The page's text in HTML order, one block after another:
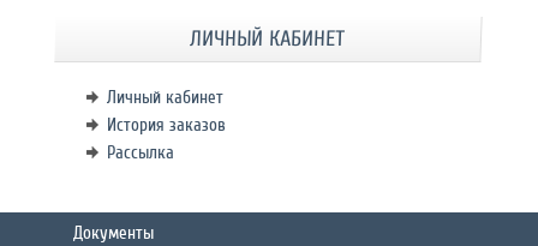
ЛИЧНЫЙ КАБИНЕТ
Личный кабинет
История заказов
Рассылка
Документы